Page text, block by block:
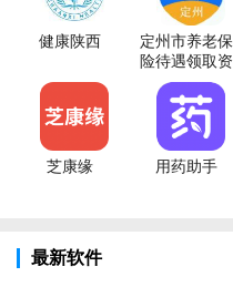
健康陕西
定州市养老保
险待遇领取资
格认证
芝康缘 用药助手
最新软件